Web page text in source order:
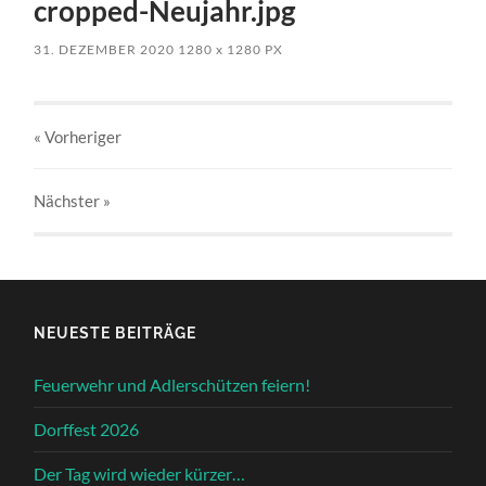
cropped-Neujahr.jpg
31. DEZEMBER 2020 1280x 1280 PX
« Vorheriger
Nächster »
NEUESTE BEITRÄGE
Feuerwehr und Adlerschützen feiern!
Dorffest 2026
Der Tag wird wieder kürzer…